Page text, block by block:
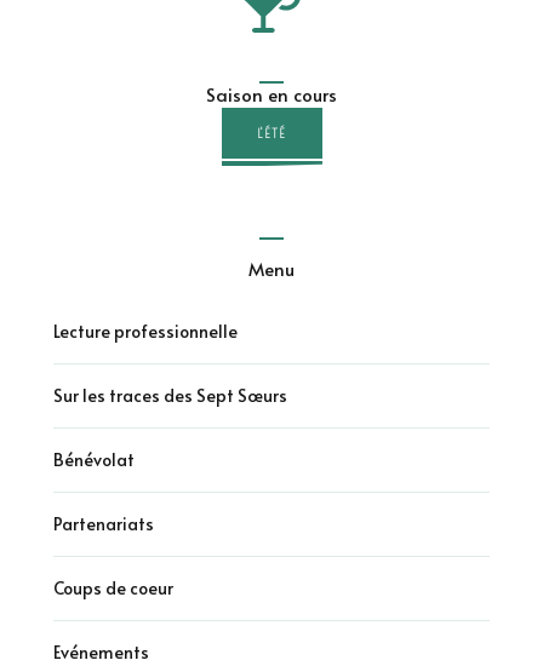
Saison en cours
L'ÉTÉ
Menu
Lecture professionnelle
Sur les traces des Sept Sœurs
Bénévolat
Partenariats
Coups de coeur
Evénements